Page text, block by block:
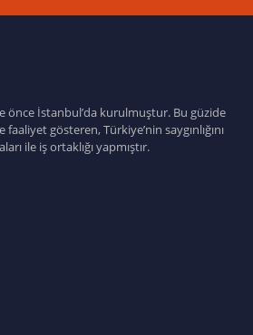
önce İstanbul’da kurulmuştur. Bu güzide
gösteren, Türkiye’nin saygınlığını
ile iş ortaklığı yapmıştır.